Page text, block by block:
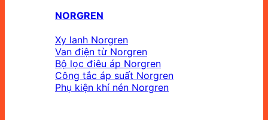
NORGREN
Xy lanh Norgren
Van điện từ Norgren
Bộ lọc điêu áp Norgren
Công tắc áp suất Norgren
Phụ kiện khí nén Norgren